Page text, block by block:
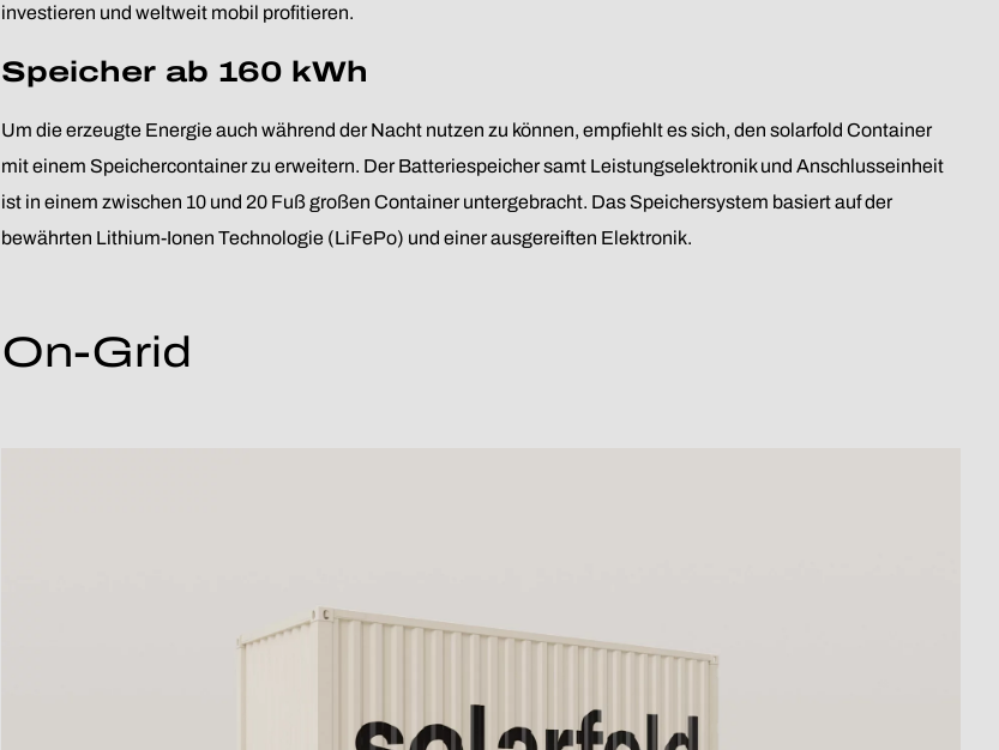
investieren und weltweit mobil profitieren.
Speicher ab 160 kWh
Um die erzeugte Energie auch während der Nacht nutzen zu können, empfiehlt es sich, den solarfold Container
mit einem Speichercontainer zu erweitern. Der Batteriespeicher samt Leistungselektronik und Anschlusseinheit
ist in einem zwischen 10 und 20 Fuß großen Container untergebracht. Das Speichersystem basiert auf der
bewährten Lithium-Ionen Technologie (LiFePo) und einer ausgereiften Elektronik.
On-Grid